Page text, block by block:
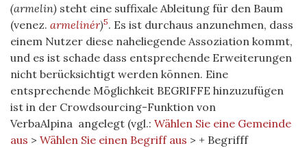
(armelin) steht eine suffixale Ableitung für den Baum
(venez. armelinér)5. Es ist durchaus anzunehmen, dass
einem Nutzer diese naheliegende Assoziation kommt,
und es ist schade dass entsprechende Erweiterungen
nicht berücksichtigt werden können. Eine
entsprechende Möglichkeit BEGRIFFE hinzuzufügen
ist in der Crowdsourcing-Funktion von
VerbaAlpina angelegt (vgl.: Wählen Sie eine Gemeinde
aus > Wählen Sie einen Begriff aus > + Begrifff